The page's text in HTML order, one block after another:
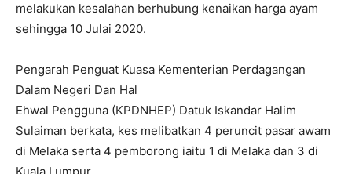
melakukan kesalahan berhubung kenaikan harga ayam
sehingga 10 Julai 2020.
Pengarah Penguat Kuasa Kementerian Perdagangan
Dalam Negeri Dan Hal
Ehwal Pengguna (KPDNHEP) Datuk Iskandar Halim
Sulaiman berkata, kes melibatkan 4 peruncit pasar awam
di Melaka serta 4 pemborong iaitu 1 di Melaka dan 3 di